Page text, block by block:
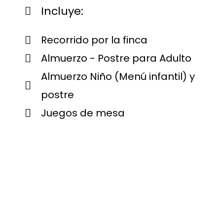
Incluye:
Recorrido por la finca
Almuerzo - Postre para Adulto
Almuerzo Niño (Menú infantil) y
postre
Juegos de mesa